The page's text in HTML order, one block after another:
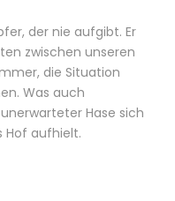
der nie aufgibt. Er
zwischen unseren
die Situation
Was auch
Hase sich
Hof aufhielt.